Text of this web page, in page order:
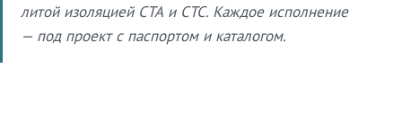
литой изоляцией СТА и СТС. Каждое исполнение
— под проект с паспортом и каталогом.